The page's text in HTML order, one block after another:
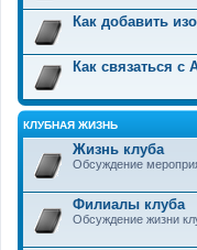
Как добавить
Как связаться с
КЛУБНАЯ ЖИЗНЬ
Жизнь клуба
Обсуждение
Филиалы клуба
Обсуждение жизни